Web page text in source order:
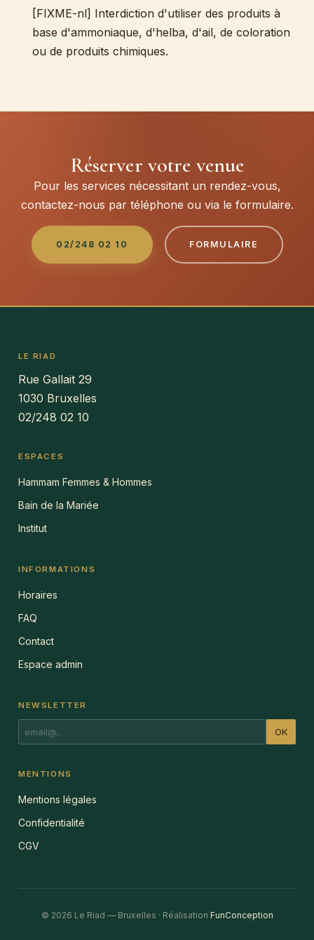
[FIXME-nl] Interdiction d'utiliser des produits à
base d'ammoniaque, d'helba, d'ail, de coloration
ou de produits chimiques.
Réserver votre venue
Pour les services nécessitant un rendez-vous,
contactez-nous par téléphone ou via le formulaire.
02/248 02 10 FORMULAIRE
LE RIAD
Rue Gallait 29
1030 Bruxelles
02/248 02 10
ESPACES
Hammam Femmes & Hommes
Bain de la Mariée
Institut
INFORMATIONS
Horaires
FAQ
Contact
Espace admin
NEWSLETTER
OK
MENTIONS
Mentions légales
Confidentialité
CGV
© 2026 Le Riad — Bruxelles · Réalisation FunConception